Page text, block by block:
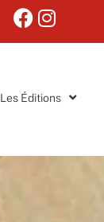
Les Éditions